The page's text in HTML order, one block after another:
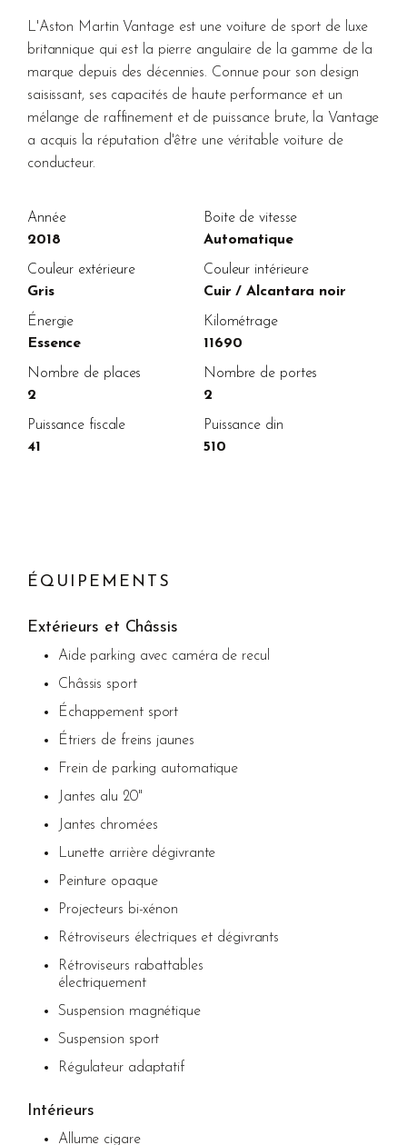
Année
2018
Boite de vitesse
Automatique
Couleur extérieure
Gris
Couleur intérieure
Cuir / Alcantara noir
Énergie
Essence
Kilométrage
11690
Nombre de places
2
Nombre de portes
2
Puissance fiscale
41
Puissance din
510
L'Aston Martin Vantage est une voiture de sport de luxe
britannique qui est la pierre angulaire de la gamme de la
marque depuis des décennies. Connue pour son design
saisissant, ses capacités de haute performance et un
mélange de raffinement et de puissance brute, la Vantage
a acquis la réputation d'être une véritable voiture de
conducteur.
ÉQUIPEMENTS
Extérieurs et Châssis
Aide parking avec caméra de recul
Châssis sport
Échappement sport
Étriers de freins jaunes
Frein de parking automatique
Jantes alu 20"
Jantes chromées
Lunette arrière dégivrante
Peinture opaque
Projecteurs bi-xénon
Rétroviseurs électriques et dégivrants
Rétroviseurs rabattables
électriquement
Suspension magnétique
Suspension sport
Régulateur adaptatif
Intérieurs
Allume cigare